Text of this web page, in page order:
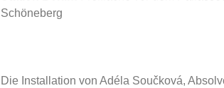
Schöneberg
Die Installation von Adéla Součková,